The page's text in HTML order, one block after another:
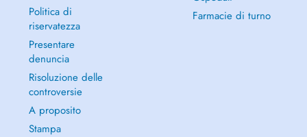
Politica di
riservatezza
Presentare
denuncia
Risoluzione delle
controversie
A proposito
Stampa
Farmacie di turno